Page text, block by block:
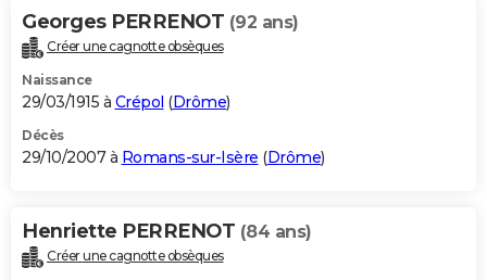
Georges PERRENOT (92 ans)
Créer une cagnotte obsèques
Naissance
29/03/1915 à Crépol (Drôme)
Décès
29/10/2007 à Romans-sur-Isère (Drôme)
Henriette PERRENOT (84 ans)
Créer une cagnotte obsèques